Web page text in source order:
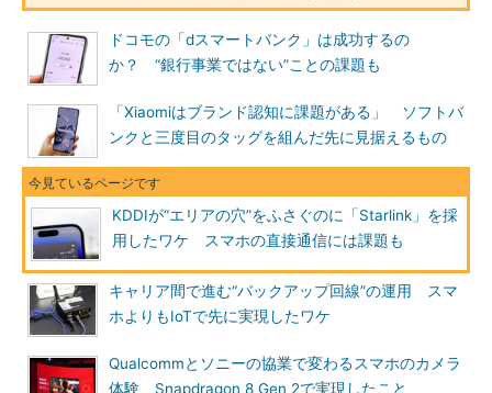
ドコモの「dスマートバンク」は成功するの
か？ “銀行事業ではない”ことの課題も
「Xiaomiはブランド認知に課題がある」 ソフトバ
ンクと三度目のタッグを組んだ先に見据えるもの
KDDIが“エリアの穴”をふさぐのに「Starlink」を採
用したワケ スマホの直接通信には課題も
キャリア間で進む“バックアップ回線”の運用 スマ
ホよりもIoTで先に実現したワケ
Qualcommとソニーの協業で変わるスマホのカメラ
体験 Snapdragon 8 Gen 2で実現したこと